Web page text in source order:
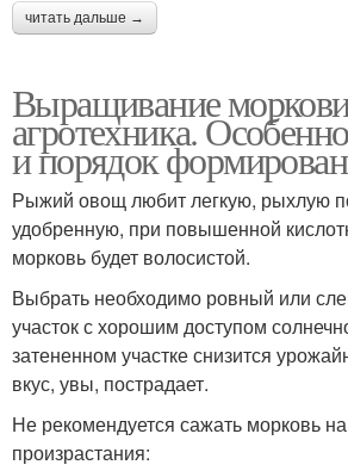
читать дальше →
Выращивание
агротехника.
и порядок
Рыжий овощ любит легкую, рыхлую
удобренную, при повышенной
морковь будет волосистой.
Выбрать необходимо ровный или
участок с хорошим доступом
затененном участке снизится
вкус, увы, пострадает.
Не рекомендуется сажать морковь
произрастания: